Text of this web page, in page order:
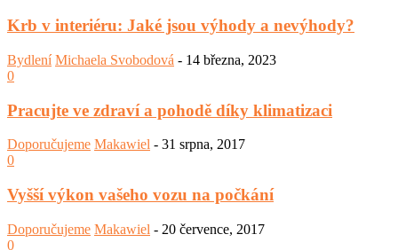
Krb v interiéru: Jaké jsou výhody a nevýhody?
Bydlení Michaela Svobodová - 14 března, 2023
0
Pracujte ve zdraví a pohodě díky klimatizaci
Doporučujeme Makawiel - 31 srpna, 2017
0
Vyšší výkon vašeho vozu na počkání
Doporučujeme Makawiel - 20 července, 2017
0